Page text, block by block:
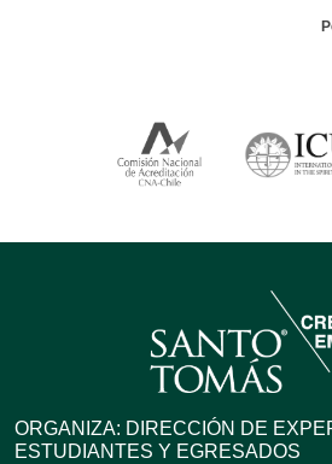
ORGANIZA: DIRECCIÓN DE
ESTUDIANTES Y EGRESADOS